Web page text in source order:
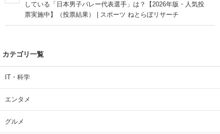
している「日本男子バレー代表選手」は？【2026年版・人気投
票実施中】（投票結果） | スポーツ ねとらぼリサーチ
カテゴリ一覧
IT・科学
エンタメ
グルメ